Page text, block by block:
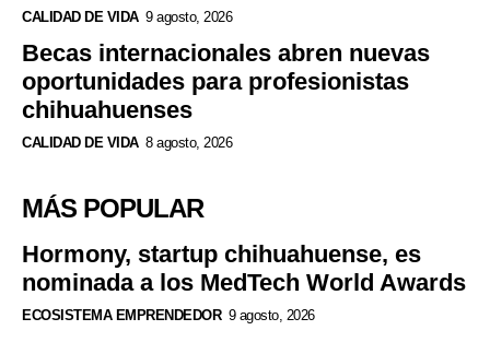
CALIDAD DE VIDA 9 agosto, 2026
Becas internacionales abren nuevas
oportunidades para profesionistas
chihuahuenses
CALIDAD DE VIDA 8 agosto, 2026
MÁS POPULAR
Hormony, startup chihuahuense, es
nominada a los MedTech World Awards
ECOSISTEMA EMPRENDEDOR 9 agosto, 2026